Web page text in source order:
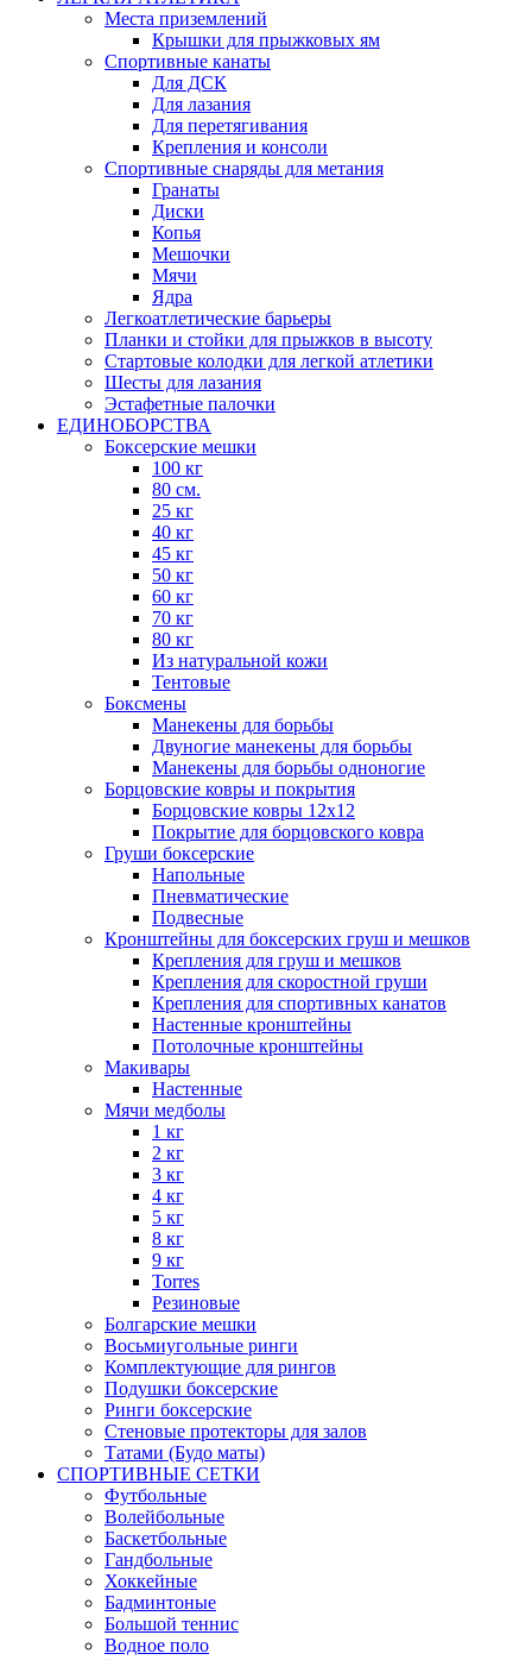
Места приземлений
Крышки для прыжковых ям
Спортивные канаты
Для ДСК
Для лазания
Для перетягивания
Крепления и консоли
Спортивные снаряды для метания
Гранаты
Диски
Копья
Мешочки
Мячи
Ядра
Легкоатлетические барьеры
Планки и стойки для прыжков в высоту
Стартовые колодки для легкой атлетики
Шесты для лазания
Эстафетные палочки
ЕДИНОБОРСТВА
Боксерские мешки
100 кг
80 см.
25 кг
40 кг
45 кг
50 кг
60 кг
70 кг
80 кг
Из натуральной кожи
Тентовые
Боксмены
Манекены для борьбы
Двуногие манекены для борьбы
Манекены для борьбы одноногие
Борцовские ковры и покрытия
Борцовские ковры 12х12
Покрытие для борцовского ковра
Груши боксерские
Напольные
Пневматические
Подвесные
Кронштейны для боксерских груш и мешков
Крепления для груш и мешков
Крепления для скоростной груши
Крепления для спортивных канатов
Настенные кронштейны
Потолочные кронштейны
Макивары
Настенные
Мячи медболы
1 кг
2 кг
3 кг
4 кг
5 кг
8 кг
9 кг
Torres
Резиновые
Болгарские мешки
Восьмиугольные ринги
Комплектующие для рингов
Подушки боксерские
Ринги боксерские
Стеновые протекторы для залов
Татами (Будо маты)
СПОРТИВНЫЕ СЕТКИ
Футбольные
Волейбольные
Баскетбольные
Гандбольные
Хоккейные
Бадминтоные
Большой теннис
Водное поло